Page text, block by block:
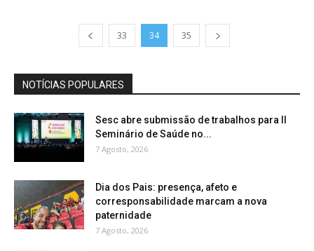
33 34 35
NOTÍCIAS POPULARES
Sesc abre submissão de trabalhos para II
Seminário de Saúde no...
7 Agosto, 2026
Dia dos Pais: presença, afeto e
corresponsabilidade marcam a nova
paternidade
7 Agosto, 2026